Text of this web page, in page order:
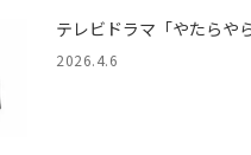
テレビドラマ「やたらや
2026.4.6